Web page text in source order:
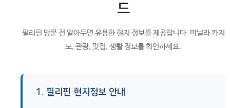
드
필리핀 방문 전 알아두면 유용한 현지 정보를 제공합니다. 마닐라 카지
노, 관광, 맛집, 생활 정보를 확인하세요.
1. 필리핀 현지정보 안내